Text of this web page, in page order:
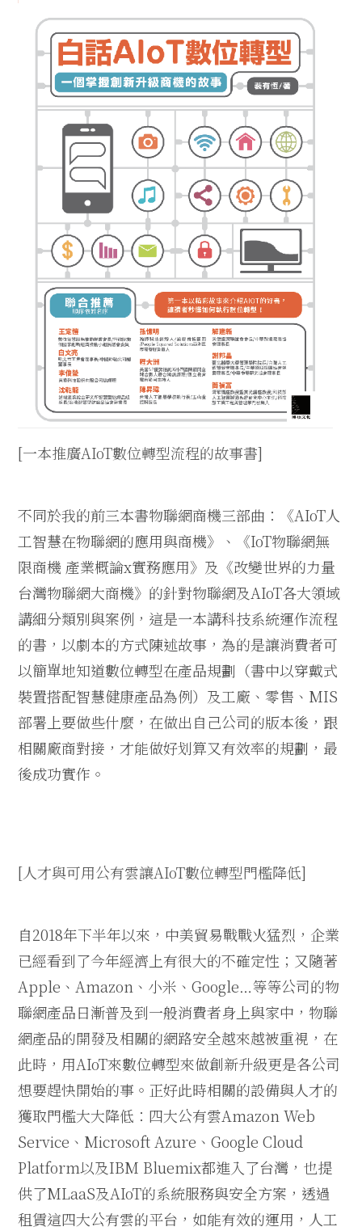
[一本推廣AIoT數位轉型流程的故事書]
不同於我的前三本書物聯網商機三部曲：《AIoT人
工智慧在物聯網的應用與商機》、《IoT物聯網無
限商機 產業概論x實務應用》及《改變世界的力量
台灣物聯網大商機》的針對物聯網及AIoT各大領域
講細分類別與案例，這是一本講科技系統運作流程
的書，以劇本的方式陳述故事，為的是讓消費者可
以簡單地知道數位轉型在產品規劃（書中以穿戴式
裝置搭配智慧健康產品為例）及工廠、零售、 MIS
部署上要做些什麼，在做出自己公司的版本後，跟
相關廠商對接，才能做好划算又有效率的規劃，最
後成功實作。
[人才與可用公有雲讓AIoT數位轉型門檻降低]
自2018年下半年以來，中美貿易戰戰火猛烈，企業
已經看到了今年經濟上有很大的不確定性；又隨著
Apple 、 Amazon 、小米、Google…等等公司的物
聯網產品日漸普及到一般消費者身上與家中，物聯
網產品的開發及相關的網路安全越來越被重視，在
此時，用AIoT來數位轉型來做創新升級更是各公司
想要趕快開始的事。正好此時相關的設備與人才的
獲取門檻大大降低：四大公有雲Amazon Web
Service 、 Microsoft Azure 、Google Cloud
Platform以及IBM Bluemix都進入了台灣，也提
供了MLaaS及AIoT的系統服務與安全方案，透過
租賃這四大公有雲的平台，如能有效的運用，人工